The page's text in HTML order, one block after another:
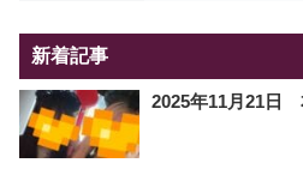
新着記事
2025年11月21日